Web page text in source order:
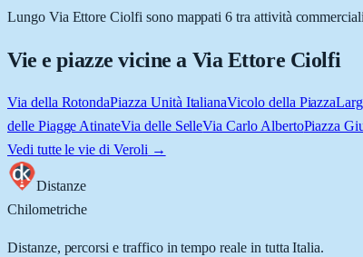
Lungo Via Ettore Ciolfi sono mappati 6 tra attività
Vie e piazze vicine a Via Ettore Ciolfi
Via della RotondaPiazza Unità ItalianaVicolo della Piazza
delle Piagge AtinateVia delle SelleVia Carlo AlbertoPiazza
Vedi tutte le vie di Veroli →
Distanze
Chilometriche
Distanze, percorsi e traffico in tempo reale in tutta Italia.